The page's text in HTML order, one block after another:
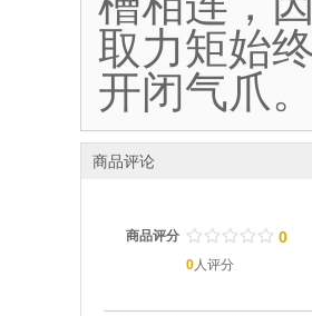
取力矩始
开闭气爪
商品评论
商品评分 / / / / /
. . . . . 0
0人评分